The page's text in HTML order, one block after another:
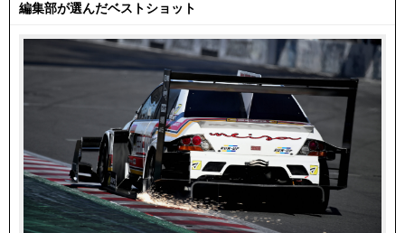
編集部が選んだベストショット